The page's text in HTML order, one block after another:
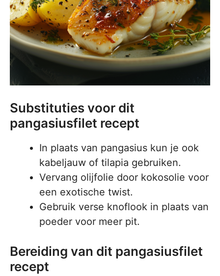
Substituties voor dit
pangasiusfilet recept
In plaats van pangasius kun je ook
kabeljauw of tilapia gebruiken.
Vervang olijfolie door kokosolie voor
een exotische twist.
Gebruik verse knoflook in plaats van
poeder voor meer pit.
Bereiding van dit pangasiusfilet
recept